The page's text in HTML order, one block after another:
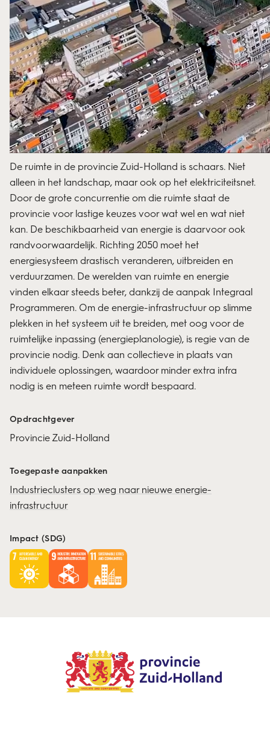
De ruimte in de provincie Zuid-Holland is schaars. Niet
alleen in het landschap, maar ook op het elektriciteitsnet.
Door de grote concurrentie om die ruimte staat de
provincie voor lastige keuzes voor wat wel en wat niet
kan. De beschikbaarheid van energie is daarvoor ook
randvoorwaardelijk. Richting 2050 moet het
energiesysteem drastisch veranderen, uitbreiden en
verduurzamen. De werelden van ruimte en energie
vinden elkaar steeds beter, dankzij de aanpak Integraal
Programmeren. Om de energie-infrastructuur op slimme
plekken in het systeem uit te breiden, met oog voor de
ruimtelijke inpassing (energieplanologie), is regie van de
provincie nodig. Denk aan collectieve in plaats van
individuele oplossingen, waardoor minder extra infra
nodig is en meteen ruimte wordt bespaard.
Opdrachtgever
Provincie Zuid-Holland
Toegepaste aanpakken
Industrieclusters op weg naar nieuwe energie-
infrastructuur
Impact (SDG)